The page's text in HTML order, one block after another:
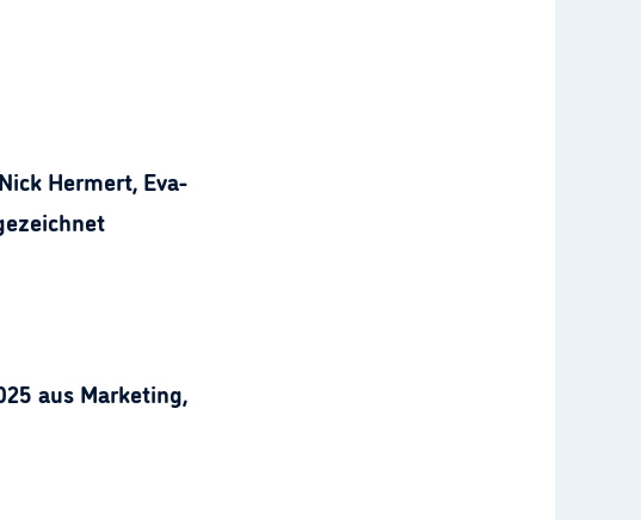
Hermert, Eva-
aus Marketing,